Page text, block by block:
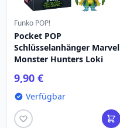
Funko POP!
Pocket POP
Schlüsselanhänger Marvel
Monster Hunters Loki
9,90 €
Verfügbar